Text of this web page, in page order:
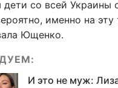
дети со всей Украины
именно на эту
Ющенко.
И это не муж: